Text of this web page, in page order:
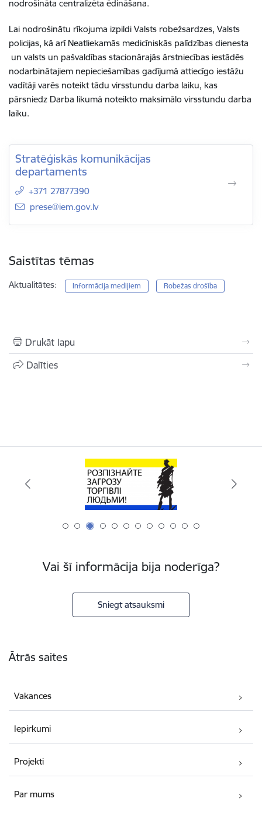
nodrošināta centralizēta ēdināšana.
Lai nodrošinātu rīkojuma izpildi Valsts robežsardzes, Valsts
policijas, kā arī Neatliekamās medicīniskās palīdzības dienesta
un valsts un pašvaldības stacionārajās ārstniecības iestādēs
nodarbinātajiem nepieciešamības gadījumā attiecīgo iestāžu
vadītāji varēs noteikt tādu virsstundu darba laiku, kas
pārsniedz Darba likumā noteikto maksimālo virsstundu darba
laiku.
Stratēģiskās komunikācijas
departaments
+371 27877390
E-pasts:
prese@iem.gov.lv
Saistītas tēmas
Aktualitātes: Informācija medijiem Robežas drošība
Drukāt lapu
Dalīties
Vai šī informācija bija noderīga?
Sniegt atsauksmi
Ātrās saites
Vakances
Iepirkumi
Projekti
Par mums